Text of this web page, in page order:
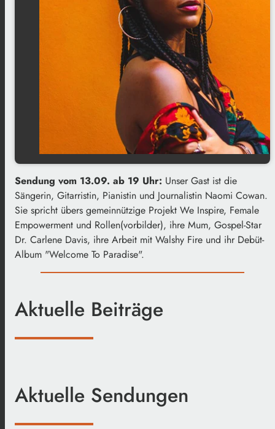
Sendung vom 13.09. ab 19 Uhr: Unser Gast ist die
Sängerin, Gitarristin, Pianistin und Journalistin Naomi Cowan.
Sie spricht übers gemeinnützige Projekt We Inspire, Female
Empowerment und Rollen(vorbilder), ihre Mum, Gospel-Star
Dr. Carlene Davis, ihre Arbeit mit Walshy Fire und ihr Debüt-
Album "Welcome To Paradise".
Aktuelle Beiträge
Aktuelle Sendungen